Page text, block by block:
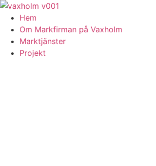
Skip
content
Hem
Om Markfirman på Vaxholm
Marktjänster
Projekt